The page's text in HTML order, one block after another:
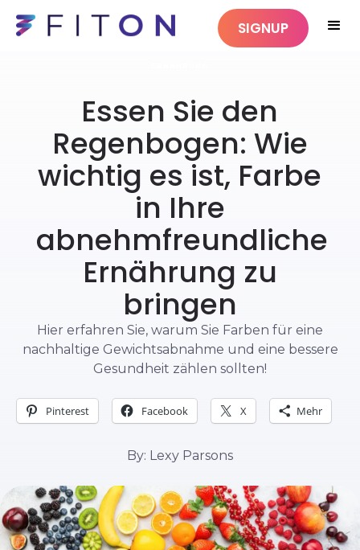
SIGNUP
Essen Sie den
Regenbogen: Wie
wichtig es ist, Farbe
in Ihre
abnehmfreundliche
Ernährung zu
bringen
Hier erfahren Sie, warum Sie Farben für eine
nachhaltige Gewichtsabnahme und eine bessere
Gesundheit zählen sollten!
Pinterest Facebook X Mehr
By: Lexy Parsons